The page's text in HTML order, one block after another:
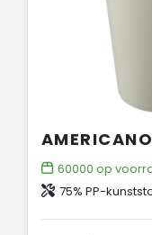
60000 op
75% PP-kunststof